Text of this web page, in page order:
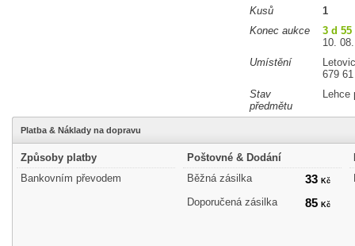
Kusů
1
Konec aukce
3 d 55
10.
Umístění
679 61
Stav
předmětu
Lehce
Platba & Náklady na dopravu
Způsoby platby
Bankovním převodem
Poštovné & Dodání
Běžná zásilka
33 Kč
Doporučená zásilka 85 Kč